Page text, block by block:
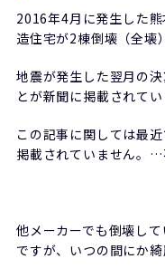
2016年4月に発生した
造住宅が2棟倒壊（全壊
地震が発生した翌月の
とが新聞に掲載されてい
この記事に関しては最
掲載されていません。…
他メーカーでも倒壊し
ですが、いつの間にか